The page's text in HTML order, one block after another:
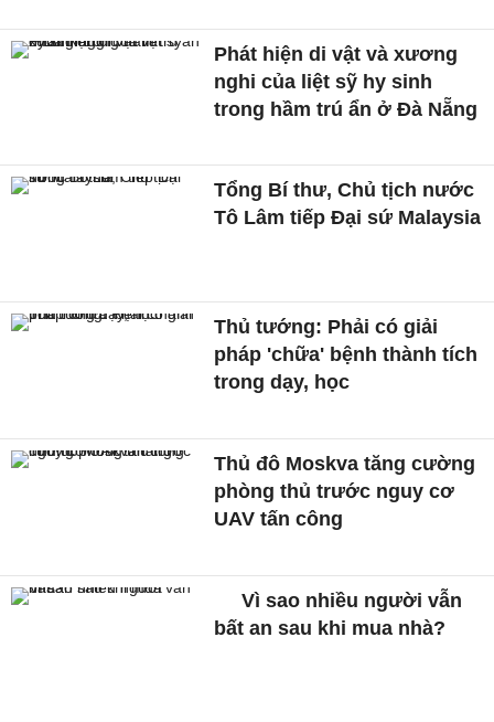
Phát hiện di vật và xương
nghi của liệt sỹ hy sinh
trong hầm trú ẩn ở Đà Nẵng
Tổng Bí thư, Chủ tịch nước
Tô Lâm tiếp Đại sứ Malaysia
Thủ tướng: Phải có giải
pháp 'chữa' bệnh thành tích
trong dạy, học
Thủ đô Moskva tăng cường
phòng thủ trước nguy cơ
UAV tấn công
Vì sao nhiều người vẫn
bất an sau khi mua nhà?